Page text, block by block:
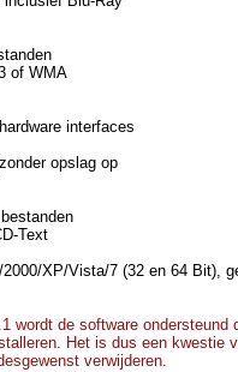
of WMA
interfaces
opslag op
Text
XP/Vista/7 (32 en 64 Bit),
wordt de software ondersteund
Het is dus een kwestie
verwijderen.